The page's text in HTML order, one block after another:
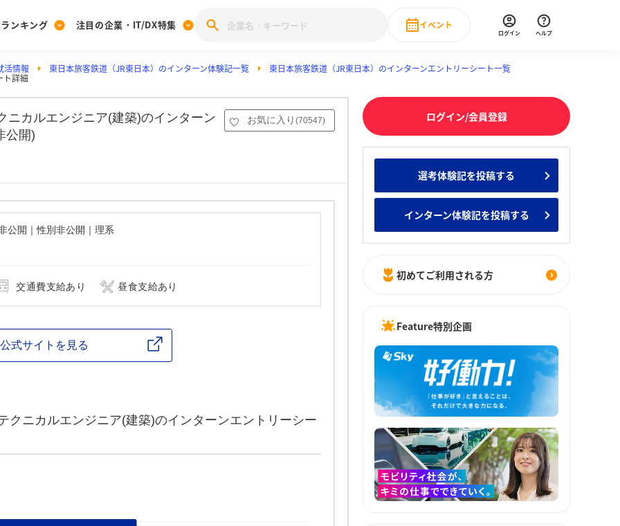
ンキング
みんなのDX企業就職ブランド調査
みんなの新卒就職人気企業ランキング みんなのインターン人気企業ランキ
注目の企業・IT/DX特集
28卒 注目企業特集 27卒 注目企業特集
注目のIT・DX企業特集
業研究
イベント
Event
直近のイベント一覧
もっと見る
ログイン ヘルプ
活情報 東日本旅客鉄道（JR東日本）のインターン体験記一覧 東日本旅客鉄道（JR東日本）のインターンエントリーシート一覧
ト詳細
ニカルエンジニア(建築)のインターン
公開)
お気に入り (70547)
公開｜性別非公開｜理系
交通費支給あり 昼食支給あり
公式サイトを見る
クニカルエンジニア(建築)のインターンエントリーシー
ログイン/会員登録
選考体験記を投稿する
インターン体験記を投稿する
初めてご利用される方
Feature特別企画